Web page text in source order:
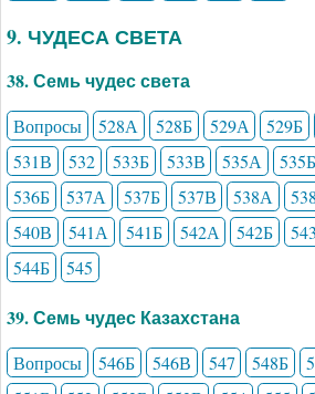
9. ЧУДЕСА СВЕТА
38. Семь чудес света
Вопросы 528А 528Б 529А 529Б
531В
532 533Б 533В 535А 535Б
536Б
537А 537Б 537В 538А
540В
541А 541Б 542А 542Б
544Б
545
39. Семь чудес Казахстана
Вопросы 546Б 546В 547 548Б